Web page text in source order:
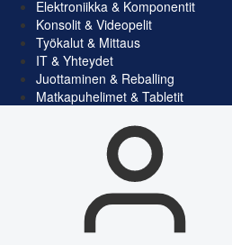
Elektroniikka & Komponentit
Konsolit & Videopelit
Työkalut & Mittaus
IT & Yhteydet
Juottaminen & Reballing
Matkapuhelimet & Tabletit